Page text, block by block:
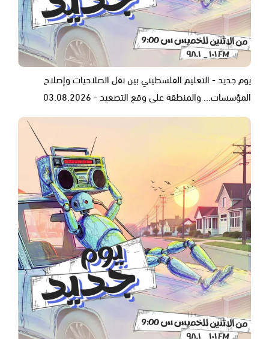
يوم جديد - التعليم الفلسطيني بين نقل الصلاحيات وإصلاح
المؤسسات... والمنطقة على وقع التصعيد - 03.08.2026